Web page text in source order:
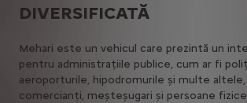
DIVERSIFICATĂ
Mehari este un vehicul care prezintă un
pentru administrațiile publice, cum ar fi
aeroporturile, hipodromurile și multe
comercianți, meșteșugari și persoane